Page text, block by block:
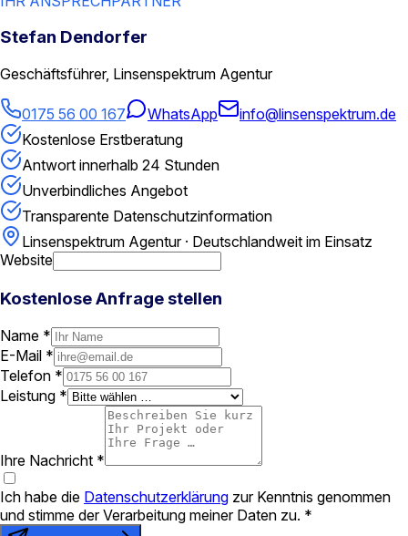
Stefan Dendorfer
Geschäftsführer, Linsenspektrum Agentur
0175 56 00 167 WhatsApp
info@linsenspektrum.de
Kostenlose Erstberatung
Antwort innerhalb 24 Stunden
Unverbindliches Angebot
Transparente Datenschutzinformation
Linsenspektrum Agentur · Deutschlandweit im Einsatz
Website
Kostenlose Anfrage stellen
Name *
E-Mail *
Telefon *
Leistung *
Ihre Nachricht *
Ich habe die Datenschutzerklärung zur Kenntnis genommen
und stimme der Verarbeitung meiner Daten zu. *